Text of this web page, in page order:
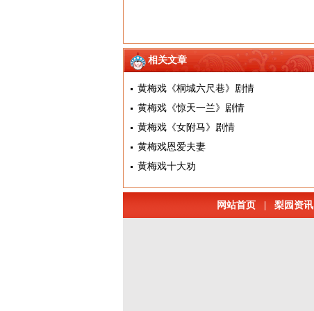
相关文章
黄梅戏《桐城六尺巷》剧情
黄梅戏《惊天一兰》剧情
黄梅戏《女附马》剧情
黄梅戏恩爱夫妻
黄梅戏十大劝
网站首页 梨园资讯